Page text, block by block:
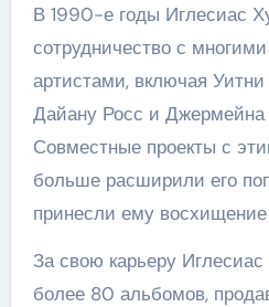
В 1990-е годы Иглесиас
сотрудничество с
артистами, включая
Дайану Росс и Джермейна
Совместные проекты с
больше расширили его
принесли ему
За свою карьеру
более 80 альбомов,